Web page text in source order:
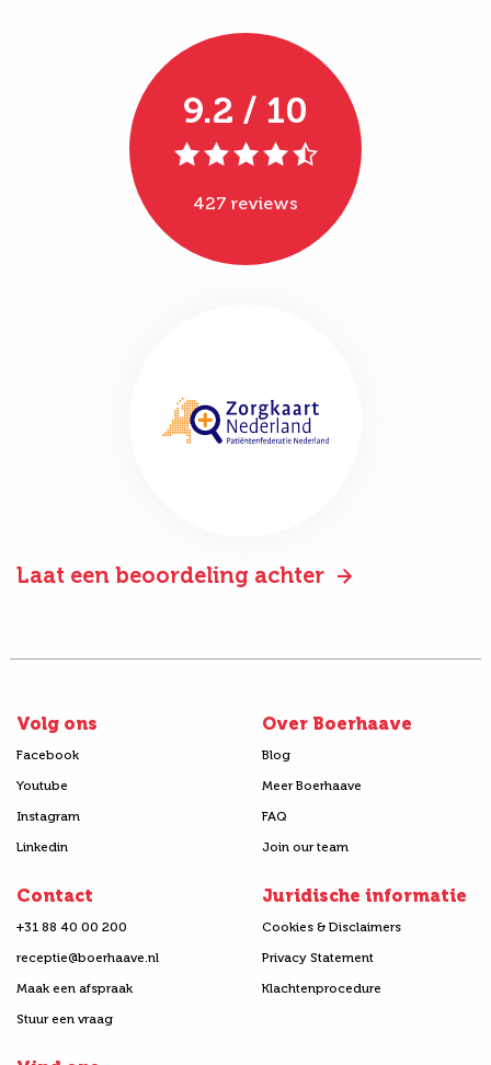
9.2 / 10
427 reviews
Laat een beoordeling achter
Volg ons
Facebook
Youtube
Instagram
Linkedin
Over Boerhaave
Blog
Meer Boerhaave
FAQ
Join our team
Contact
+31 88 40 00 200
receptie@boerhaave.nl
Maak een afspraak
Stuur een vraag
Juridische informatie
Cookies & Disclaimers
Privacy Statement
Klachtenprocedure